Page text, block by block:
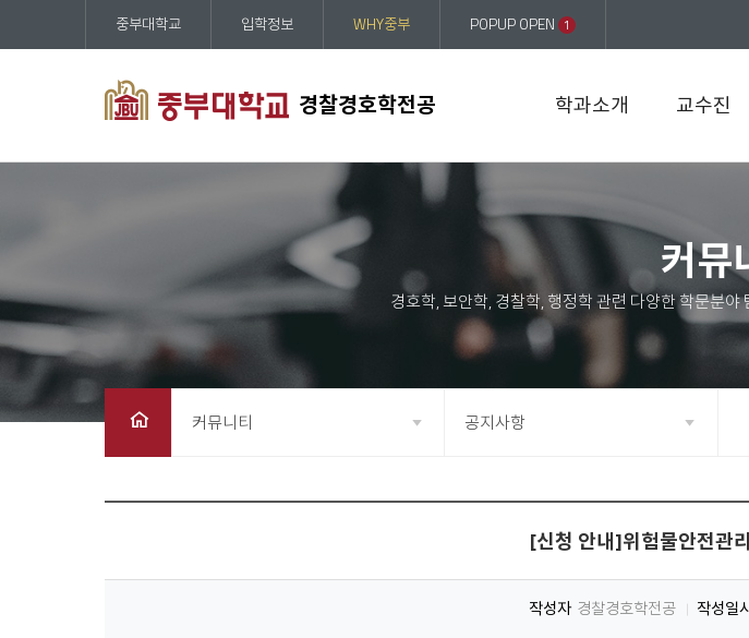
경찰경호학전공
중부대학교 입학정보 WHY중부 POPUP OPEN 1
학과소개 교수진
커뮤
커뮤니티 공지사항
[신청 안내]위험물안전관
작성자 경찰경호학전공 작성일